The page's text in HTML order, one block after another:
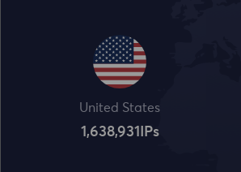
United States
1,638,932 IPs